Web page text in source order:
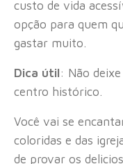
custo de vida
opção para quem
gastar muito.
Dica útil: Não
centro histórico.
Você vai se
coloridas e das
de provar os